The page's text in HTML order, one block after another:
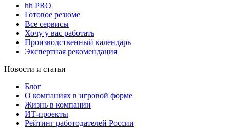
hh PRO
Готовое резюме
Все сервисы
Хочу у вас работать
Производственный календарь
Экспертная рекомендация
Новости и статьи
Блог
О компаниях в игровой форме
Жизнь в компании
ИТ-проекты
Рейтинг работодателей России